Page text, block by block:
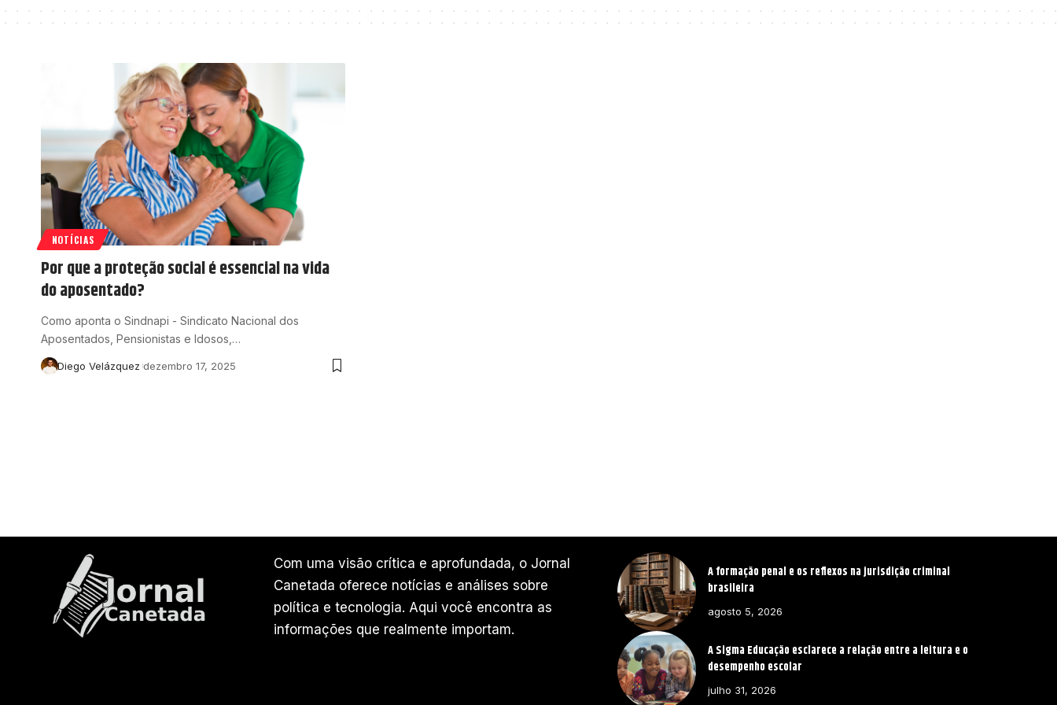
NOTÍCIAS
Por que a proteção social é essencial na vida
do aposentado?
Como aponta o Sindnapi - Sindicato Nacional dos
Aposentados, Pensionistas e Idosos,…
Diego Velázquez dezembro 17, 2025
Com uma visão crítica e aprofundada, o Jornal
Canetada oferece notícias e análises sobre
política e tecnologia. Aqui você encontra as
informações que realmente importam.
A formação penal e os reflexos na jurisdição criminal
brasileira
agosto 5, 2026
A Sigma Educação esclarece a relação entre a leitura e o
desempenho escolar
julho 31, 2026